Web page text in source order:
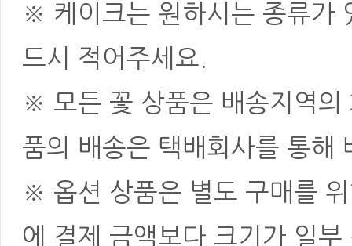
※ 케이크는 원하시는 종류가
드시 적어주세요.
※ 모든 꽃 상품은 배송지역의
품의 배송은 택배회사를 통해
※ 옵션 상품은 별도 구매를
에 결제 금액보다 크기가 일